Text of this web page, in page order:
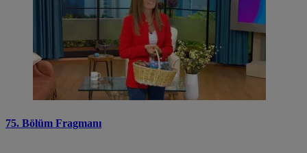
75. Bölüm Fragmanı